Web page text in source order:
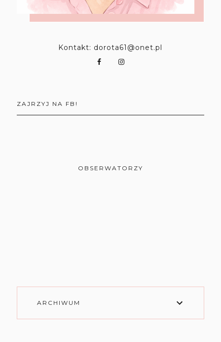
Kontakt: dorota61@onet.pl
ZAJRZYJ NA FB!
OBSERWATORZY
ARCHIWUM